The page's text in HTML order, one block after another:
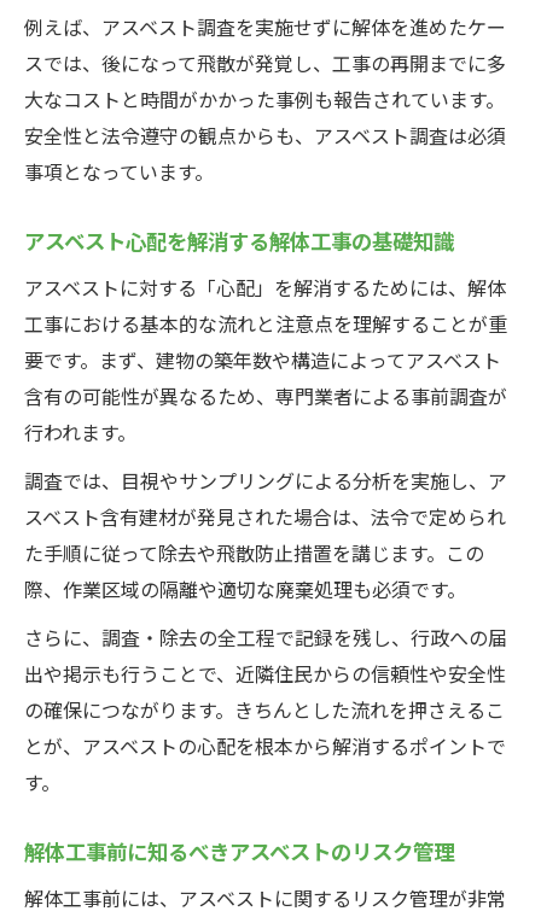
解体工事でアスベスト建材を見逃さない調
査法
アスベスト事前調査が解体工事で重要な根
ック法
アスベスト解体工事で必須となる調査の流
れ
解体工事で知るべきアスベスト調査の実務
トラブル回避のポイントを解体工事で実践する
方法
解体工事でアスベストトラブルを防ぐ対策
法
近隣への配慮とアスベスト調査の実践ポイ
ント
アスベスト解体工事で発生しやすい問題例
と対処法
解体工事アスベスト心配時の相談先と対応
手順
アスベスト調査費用の目安や補助金の活用法
解体工事アスベスト調査費用の相場を知る
例えば、アスベスト調査を実施せずに解体を進めたケー
スでは、後になって飛散が発覚し、工事の再開までに多
大なコストと時間がかかった事例も報告されています。
安全性と法令遵守の観点からも、アスベスト調査は必須
事項となっています。
アスベスト心配を解消する解体工事の基礎知識
アスベストに対する「心配」を解消するためには、解体
工事における基本的な流れと注意点を理解することが重
要です。まず、建物の築年数や構造によってアスベスト
含有の可能性が異なるため、専門業者による事前調査が
行われます。
調査では、目視やサンプリングによる分析を実施し、ア
スベスト含有建材が発見された場合は、法令で定められ
た手順に従って除去や飛散防止措置を講じます。この
際、作業区域の隔離や適切な廃棄処理も必須です。
さらに、調査・除去の全工程で記録を残し、行政への届
出や掲示も行うことで、近隣住民からの信頼性や安全性
の確保につながります。きちんとした流れを押さえるこ
とが、アスベストの心配を根本から解消するポイントで
す。
解体工事前に知るべきアスベストのリスク管理
解体工事前には、アスベストに関するリスク管理が非常